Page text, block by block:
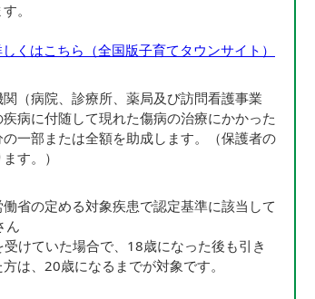
。
くはこちら（全国版子育てタウンサイト）
（病院、診療所、薬局及び訪問看護事業
病に付随して現れた傷病の治療にかかった
一部または全額を助成します。（保護者の
す。）
省の定める対象疾患で認定基準に該当して
ん
けていた場合で、18歳になった後も引き
は、20歳になるまでが対象です。